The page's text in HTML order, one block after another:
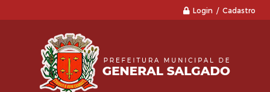
Login / Cadastro